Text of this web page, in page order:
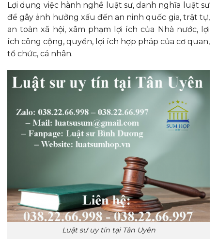
Lợi dụng việc hành nghề luật sư, danh nghĩa luật sư
để gây ảnh hưởng xấu đến an ninh quốc gia, trật tự,
an toàn xã hội, xâm phạm lợi ích của Nhà nước, lợi
ích công cộng, quyền, lợi ích hợp pháp của cơ quan,
tổ chức, cá nhân.
Luật sư uy tín tại Tân Uyên